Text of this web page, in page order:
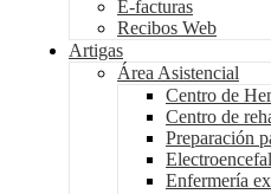
E-facturas
Recibos Web
Artigas
Área Asistencial
Centro de
Centro de
Preparación
Enfermería